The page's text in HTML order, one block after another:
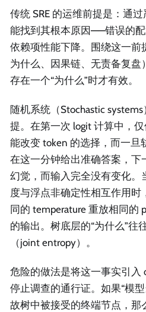
传统 SRE 的运维前提是：通
能找到其根本原因——错误的
依赖项性能下降。围绕这一前
为什么、因果链、无责备复
存在一个“为什么”时才有效。
随机系统（Stochastic
提。在第一次 logit 计算中，
能改变 token 的选择，而一旦
在这一分钟给出准确答案，下
幻觉，而输入完全没有变化。
度与浮点非确定性相互作用
同的 temperature 重放相同的
的输出。树底层的“为什么”往
（joint entropy）。
危险的做法是将这一事实引入
停止调查的通行证。如果“模
故树中被接受的终端节点，那